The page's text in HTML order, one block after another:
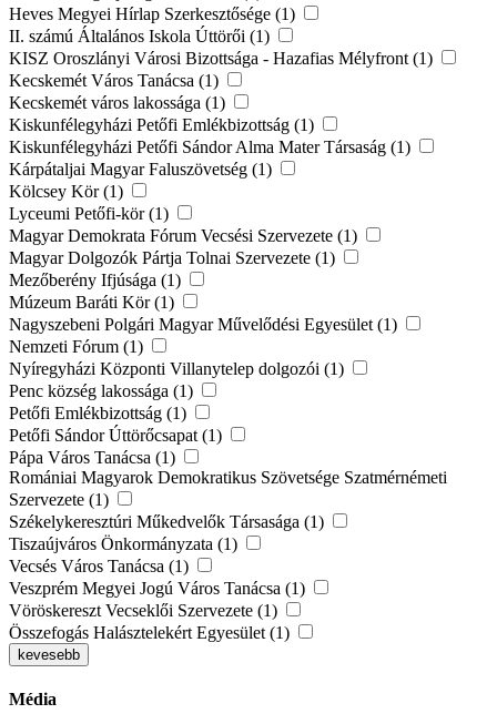
Heves Megyei Hírlap Szerkesztősége (1)
II. számú Általános Iskola Úttörői (1)
KISZ Oroszlányi Városi Bizottsága - Hazafias Mélyfront (1)
Kecskemét Város Tanácsa (1)
Kecskemét város lakossága (1)
Kiskunfélegyházi Petőfi Emlékbizottság (1)
Kiskunfélegyházi Petőfi Sándor Alma Mater Társaság (1)
Kárpátaljai Magyar Faluszövetség (1)
Kölcsey Kör (1)
Lyceumi Petőfi-kör (1)
Magyar Demokrata Fórum Vecsési Szervezete (1)
Magyar Dolgozók Pártja Tolnai Szervezete (1)
Mezőberény Ifjúsága (1)
Múzeum Baráti Kör (1)
Nagyszebeni Polgári Magyar Művelődési Egyesület (1)
Nemzeti Fórum (1)
Nyíregyházi Központi Villanytelep dolgozói (1)
Penc község lakossága (1)
Petőfi Emlékbizottság (1)
Petőfi Sándor Úttörőcsapat (1)
Pápa Város Tanácsa (1)
Romániai Magyarok Demokratikus Szövetsége Szatmérnémeti
Szervezete (1)
Székelykeresztúri Műkedvelők Társasága (1)
Tiszaújváros Önkormányzata (1)
Vecsés Város Tanácsa (1)
Veszprém Megyei Jogú Város Tanácsa (1)
Vöröskereszt Vecseklői Szervezete (1)
Összefogás Halásztelekért Egyesület (1)
kevesebb
Média